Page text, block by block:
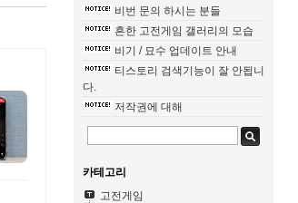
비번 문의 하시는 분들
흔한 고전게임 갤러리의 모습
비기 / 묘수 업데이트 안내
티스토리 검색기능이 잘 안됩니
다.
저작권에 대해
카테고리
고전게임